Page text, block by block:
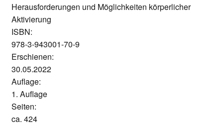
Herausforderungen und Möglichkeiten körperlicher
Aktivierung
ISBN:
978-3-943001-70-9
Erschienen:
30.05.2022
Auflage:
1. Auflage
Seiten:
ca. 424